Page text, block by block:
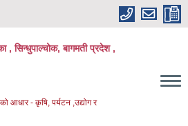
, सिन्धुपाल्चोक, बागमती प्रदेश ,
आधार - कृषि, पर्यटन ,उद्योग र